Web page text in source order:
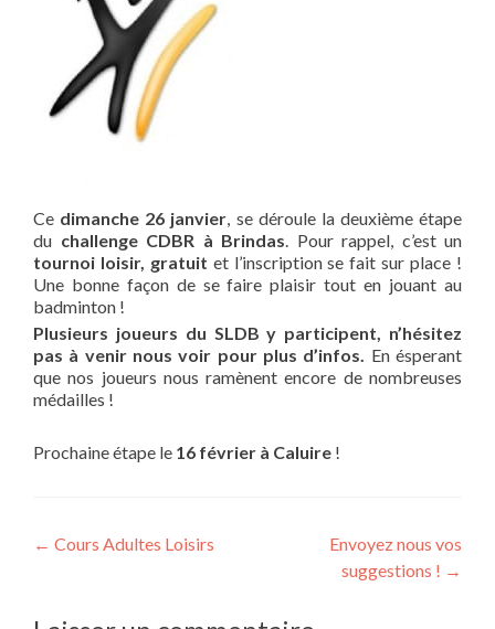
Ce dimanche 26 janvier, se déroule la deuxième étape
du challenge CDBR à Brindas. Pour rappel, c’est un
tournoi loisir, gratuit et l’inscription se fait sur place !
Une bonne façon de se faire plaisir tout en jouant au
badminton !
Plusieurs joueurs du SLDB y participent, n’hésitez
pas à venir nous voir pour plus d’infos. En ésperant
que nos joueurs nous ramènent encore de nombreuses
médailles !
Prochaine étape le 16 février à Caluire !
Post
← Cours Adultes Loisirs
Envoyez nous vos
suggestions ! →